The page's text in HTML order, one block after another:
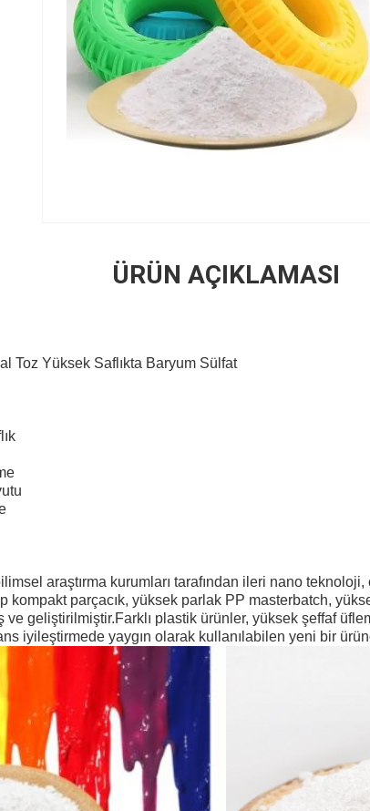
ÜRÜN AÇIKLAMASI
Toz Yüksek Saflıkta Baryum Sülfat
araştırma kurumları tarafından ileri nano teknoloji,
kompakt parçacık, yüksek parlak PP masterbatch,
ve geliştirilmiştir.Farklı plastik ürünler, yüksek şeffaf
iyileştirmede yaygın olarak kullanılabilen yeni bir